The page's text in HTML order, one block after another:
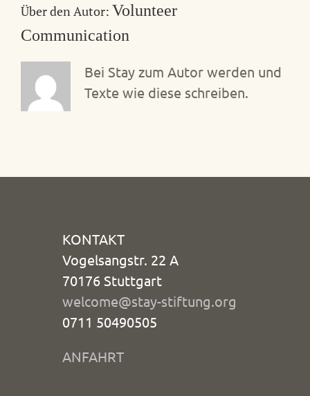
Über den Autor: Volunteer
Communication
Bei Stay zum Autor werden und
Texte wie diese schreiben.
KONTAKT
Vogelsangstr. 22 A
70176 Stuttgart
welcome@stay-stiftung.org
0711 50490505
ANFAHRT